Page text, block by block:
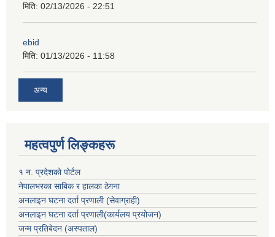
मिति: 02/13/2026 - 22:51
ebid
मिति: 01/13/2026 - 11:58
अन्य
महत्वपुर्ण लिङ्कहरू
१ न. प्रदेशको पोर्टल
नेपालभरका साबिक र हालका ठेगना
अनलाइन घटना दर्ता प्रणाली (सेवाग्राही)
अनलाइन घटना दर्ता प्रणाली(कार्यलय प्रयोजन)
जन्म प्रतिबेदन (अस्पताल)